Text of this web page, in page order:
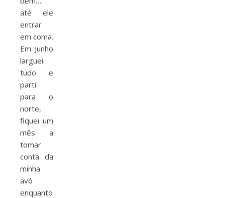
até ele
entrar
em coma.
Em Junho
larguei
tudo e
parti
para o
norte,
fiquei um
mês a
tomar
conta da
minha
avó
enquanto